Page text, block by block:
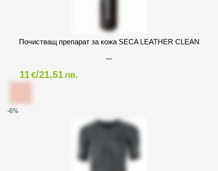
Почистващ препарат за кожа SECA LEATHER CLEAN
11€/21,51лв.
-6%